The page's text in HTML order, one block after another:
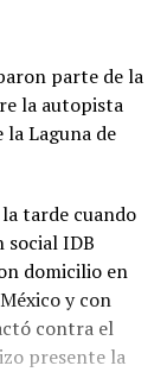
parte de la
la autopista
Laguna de
tarde cuando
social IDB
domicilio en
y con
contra el
presente la